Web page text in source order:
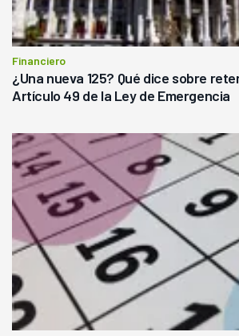
Financiero
¿Una nueva 125? Qué dice sobre
Artículo 49 de la Ley de Emergencia